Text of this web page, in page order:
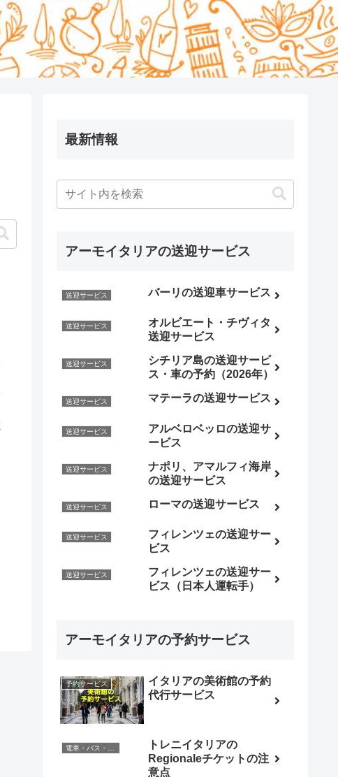
最新情報
アーモイタリアの送迎サービス
送迎サービス バーリの送迎車サービス
送迎サービス
オルビエート・チヴィタ
送迎サービス
送迎サービス
シチリア島の送迎サービ
ス・車の予約（2026年）
送迎サービス マテーラの送迎サービス
送迎サービス
アルベロベッロの送迎サ
ービス
送迎サービス
ナポリ、アマルフィ海岸
の送迎サービス
送迎サービス ローマの送迎サービス
送迎サービス
フィレンツェの送迎サー
ビス
送迎サービス
フィレンツェの送迎サー
ビス（日本人運転手）
アーモイタリアの予約サービス
予約サービス
イタリアの美術館の予約
代行サービス
トレニイタリアの
Regionaleチケットの注
意点